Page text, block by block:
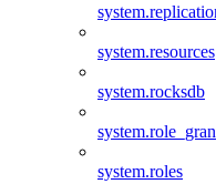
system.resources
system.rocksdb
system.roles